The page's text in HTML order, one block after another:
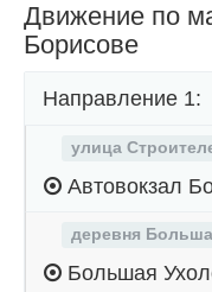
Движение по
Борисове
Направление 1:
улица
Автовокзал
деревня
Большая